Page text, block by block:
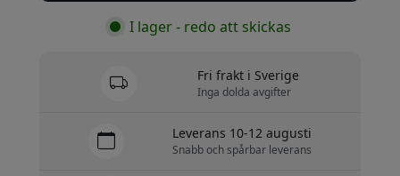
I lager - redo att skickas
Fri frakt i Sverige
Inga dolda avgifter
Leverans 10-12 augusti
Snabb och spårbar leverans